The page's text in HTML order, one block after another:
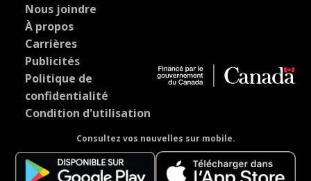
Nous joindre
À propos
Carrières
Publicités
Politique de
confidentialité
Condition d'utilisation
Consultez vos nouvelles sur mobile.